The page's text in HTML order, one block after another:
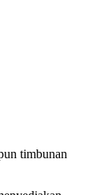
timbunan